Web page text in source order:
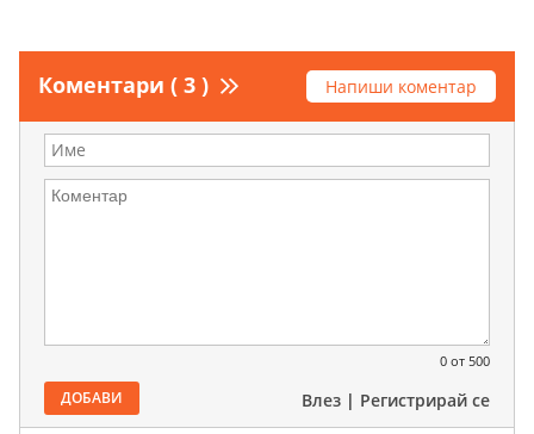
Коментари ( 3 ) Напиши коментар
0 от 500
ДОБАВИ Влез | Регистрирай се